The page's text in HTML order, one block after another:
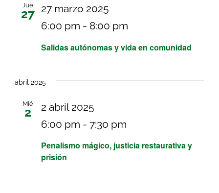
Jue
27
Salidas autónomas y vida en comunidad
27 marzo 2025
6:00 pm - 8:00 pm
abril 2025
Mié
2
Penalismo mágico, justicia restaurativa y
prisión
2 abril 2025
6:00 pm - 7:30 pm